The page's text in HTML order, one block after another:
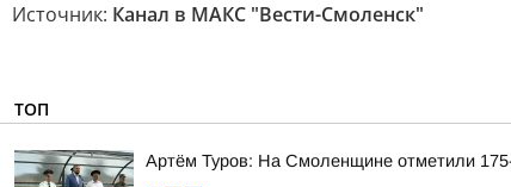
Источник: Канал в МАКС "Вести-Смоленск"
ТОП
Артём Туров: На Смоленщине отметили